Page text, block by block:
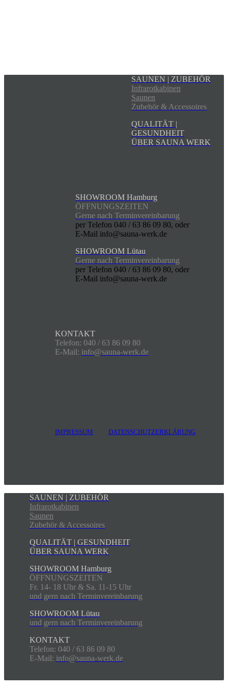
SAUNEN | ZUBEHÖR
Infrarotkabinen
Saunen
Zubehör & Accessoires
QUALITÄT |
GESUNDHEIT
ÜBER SAUNA WERK
SHOWROOM Hamburg
ÖFFNUNGSZEITEN
Gerne nach Terminvereinbarung
per Telefon 040 / 63 86 09 80, oder
E-Mail info@sauna-werk.de
SHOWROOM Lütau
Gerne nach Terminvereinbarung
per Telefon 040 / 63 86 09 80, oder
E-Mail info@sauna-werk.de
KONTAKT
Telefon: 040 / 63 86 09 80
E-Mail: info@sauna-werk.de
IMPRESSUM DATENSCHUTZERKLÄRUNG
SAUNEN | ZUBEHÖR
Infrarotkabinen
Saunen
Zubehör & Accessoires
QUALITÄT | GESUNDHEIT
ÜBER SAUNA WERK
SHOWROOM Hamburg
ÖFFNUNGSZEITEN
Fr. 14- 18 Uhr & Sa. 11-15 Uhr
und gern nach Terminvereinbarung
SHOWROOM Lütau
und gern nach Terminvereinbarung
KONTAKT
Telefon: 040 / 63 86 09 80
E-Mail: info@sauna-werk.de